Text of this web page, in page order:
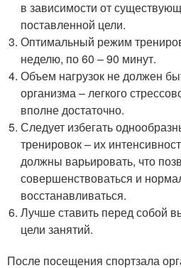
в зависимости от
поставленной цели.
Оптимальный режим
неделю, по 60 – 90 минут.
Объем нагрузок не должен
организма – легкого
вполне достаточно.
Следует избегать
тренировок – их
должны варьировать, что
совершенствоваться и
восстанавливаться.
Лучше ставить перед собой
цели занятий.
После посещения спортзала